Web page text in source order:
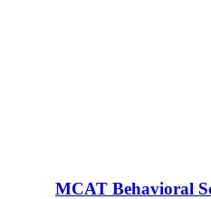
MCAT Behavioral